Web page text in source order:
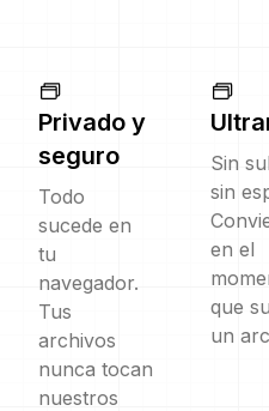
Privado y
seguro
Todo
sucede en
tu
navegador.
Tus
archivos
nunca tocan
nuestros
Sin
sin
en el
que
un